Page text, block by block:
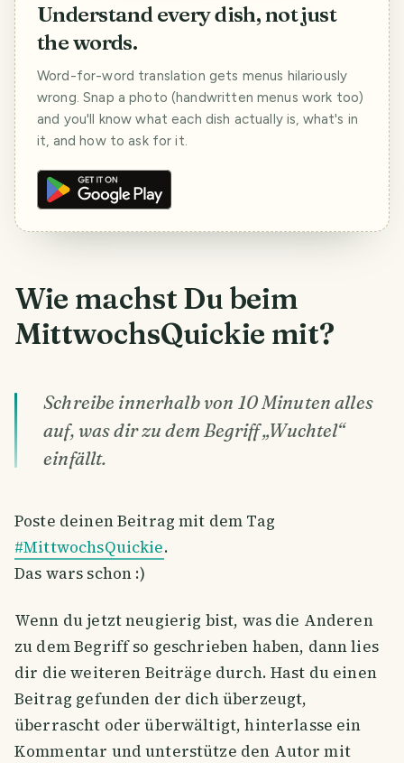
Understand every dish, not just
the words.
Word-for-word translation gets menus hilariously
wrong. Snap a photo (handwritten menus work too)
and you'll know what each dish actually is, what's in
it, and how to ask for it.
Wie machst Du beim
MittwochsQuickie mit?
Schreibe innerhalb von 10 Minuten alles
auf, was dir zu dem Begriff „Wuchtel“
einfällt.
Poste deinen Beitrag mit dem Tag
#MittwochsQuickie.
Das wars schon :)
Wenn du jetzt neugierig bist, was die Anderen
zu dem Begriff so geschrieben haben, dann lies
dir die weiteren Beiträge durch. Hast du einen
Beitrag gefunden der dich überzeugt,
überrascht oder überwältigt, hinterlasse ein
Kommentar und unterstütze den Autor mit